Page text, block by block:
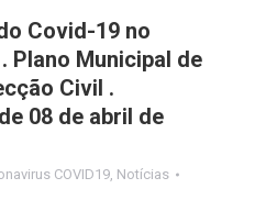
Covid-19 no
Plano Municipal de
Civil .
08 de abril de
COVID19 Notícias